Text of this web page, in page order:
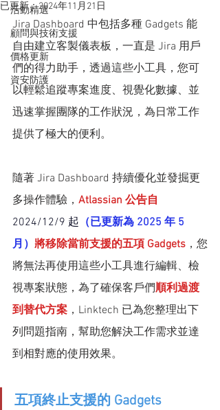
活動精選
顧問與技術支援
價格更新
資安防護
已更新：2024年11月21日
Jira Dashboard 中包括多種 Gadgets 能
自由建立客製儀表板，一直是 Jira 用戶
們的得力助手，透過這些小工具，您可
以輕鬆追蹤專案進度、視覺化數據、並
迅速掌握團隊的工作狀況，為日常工作
提供了極大的便利。
隨著 Jira Dashboard 持續優化並發掘更
多操作體驗， Atlassian 公告自
2024/12/9 起 （已更新為 2025 年 5
月） 將移除當前支援的五項 Gadgets ，您
將無法再使用這些小工具進行編輯、檢
視專案狀態，為了確保客戶們順利過渡
到替代方案 ，Linktech 已為您整理出下
列問題指南，幫助您解決工作需求並達
到相對應的使用效果。
五項終止支援的 Gadgets